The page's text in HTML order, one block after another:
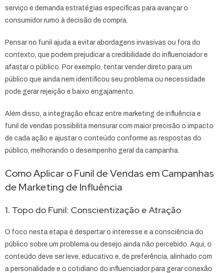
serviço e demanda estratégias específicas para avançar o
consumidor rumo à decisão de compra.
Pensar no funil ajuda a evitar abordagens invasivas ou fora do
contexto, que podem prejudicar a credibilidade do influenciador e
afastar o público. Por exemplo, tentar vender direto para um
público que ainda nem identificou seu problema ou necessidade
pode gerar rejeição e baixo engajamento.
Além disso, a integração eficaz entre marketing de influência e
funil de vendas possibilita mensurar com maior precisão o impacto
de cada ação e ajustar o conteúdo conforme as respostas do
público, melhorando o desempenho geral da campanha.
Como Aplicar o Funil de Vendas em Campanhas
de Marketing de Influência
1. Topo do Funil: Conscientização e Atração
O foco nesta etapa é despertar o interesse e a consciência do
público sobre um problema ou desejo ainda não percebido. Aqui, o
conteúdo deve ser leve, educativo e, de preferência, alinhado com
a personalidade e o cotidiano do influenciador para gerar conexão